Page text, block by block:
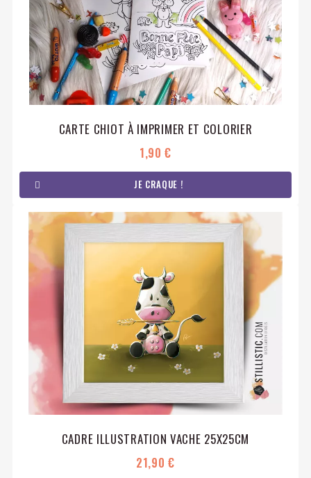
CARTE CHIOT À IMPRIMER ET COLORIER
1,90 €
JE CRAQUE !
CADRE ILLUSTRATION VACHE 25X25CM
21,90 €